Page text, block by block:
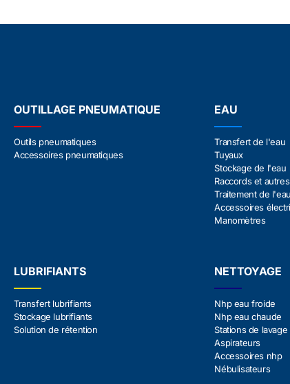
OUTILLAGE PNEUMATIQUE
Outils pneumatiques
Accessoires pneumatiques
EAU
Transfert de l'eau
Tuyaux
Stockage de l'eau
Raccords et
Traitement de l'eau
Accessoires
Manomètres
LUBRIFIANTS
Transfert lubrifiants
Stockage lubrifiants
Solution de rétention
NETTOYAGE
Nhp eau froide
Nhp eau chaude
Stations de lavage
Aspirateurs
Accessoires nhp
Nébulisateurs